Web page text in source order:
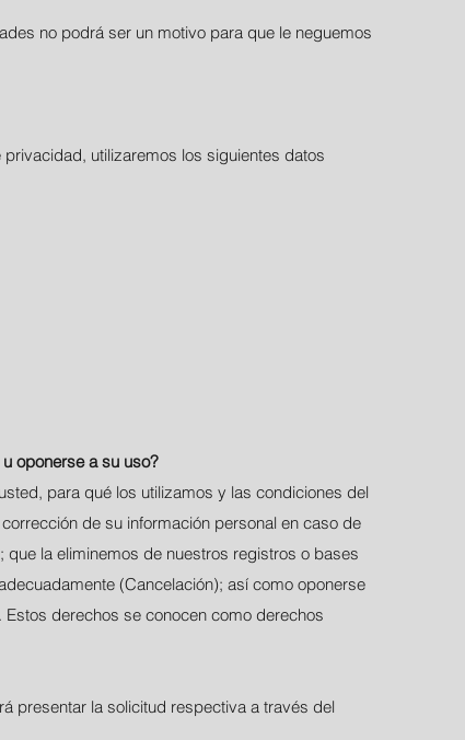
no podrá ser un motivo para que le neguemos
utilizaremos los siguientes datos
oponerse a su uso?
para qué los utilizamos y las condiciones del
de su información personal en caso de
la eliminemos de nuestros registros o bases
(Cancelación); así como oponerse
derechos se conocen como derechos
presentar la solicitud respectiva a través del